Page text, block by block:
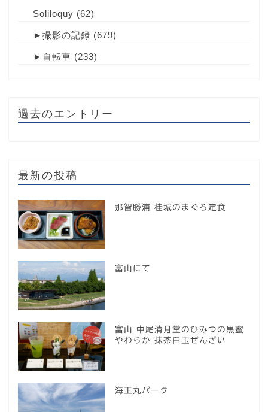
Soliloquy (62)
► 撮影の記録 (679)
► 自転車 (233)
過去のエントリー
最新の投稿
那智勝浦 桂城のまぐろ定食
富山にて
富山 中尾清月堂のひみつの黒蜜
やわらか 抹茶白玉ぜんざい
海王丸パーク